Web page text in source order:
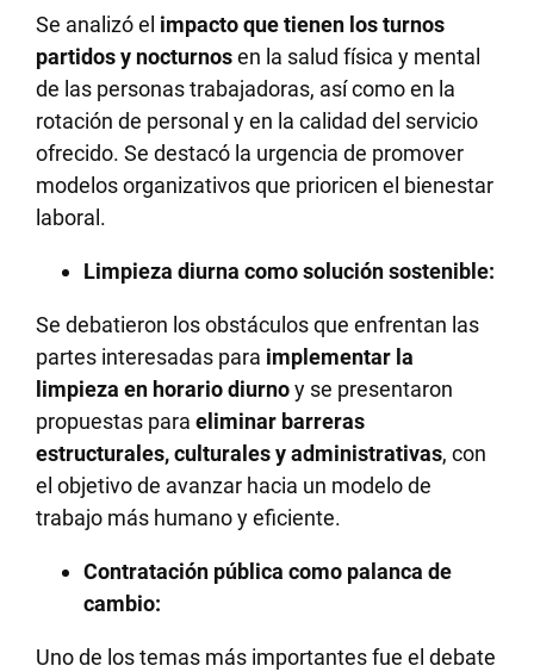
Se analizó el impacto que tienen los turnos
partidos y nocturnosen la salud física y mental
de las personas trabajadoras, así como en la
rotación de personal y en la calidad del servicio
ofrecido. Se destacó la urgencia de promover
modelos organizativos que prioricen el bienestar
laboral.
Limpieza diurna como solución sostenible:
Se debatieron los obstáculos que enfrentan las
partes interesadas para implementar la
limpieza en horario diurnoy se presentaron
propuestas paraeliminar barreras
estructurales, culturales y administrativas, con
el objetivo de avanzar hacia un modelo de
trabajo más humano y eficiente.
Contratación pública como palanca de
cambio:
Uno de los temas más importantes fue el debate